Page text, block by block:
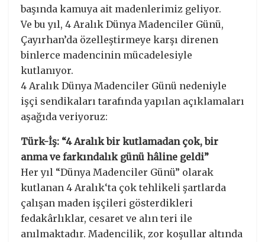
başında kamuya ait madenlerimiz geliyor.
Ve bu yıl, 4 Aralık Dünya Madenciler Günü,
Çayırhan’da özelleştirmeye karşı direnen
binlerce madencinin mücadelesiyle
kutlanıyor.
4 Aralık Dünya Madenciler Günü nedeniyle
işçi sendikaları tarafında yapılan açıklamaları
aşağıda veriyoruz:
Türk-İş: “4 Aralık bir kutlamadan çok, bir
anma ve farkındalık günü hâline geldi”
Her yıl “Dünya Madenciler Günü” olarak
kutlanan 4 Aralık‘ta çok tehlikeli şartlarda
çalışan maden işçileri gösterdikleri
fedakârlıklar, cesaret ve alın teri ile
anılmaktadır. Madencilik, zor koşullar altında